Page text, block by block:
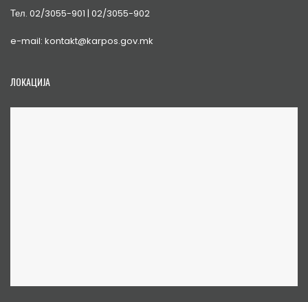
Тел. 02/3055-901 | 02/3055-902
e-mail: kontakt@karpos.gov.mk
ЛОКАЦИЈА